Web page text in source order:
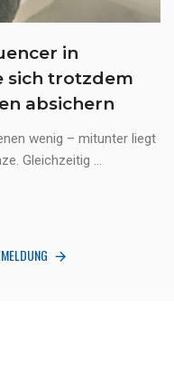
in
sich trotzdem
absichern
wenig – mitunter liegt
Gleichzeitig ...